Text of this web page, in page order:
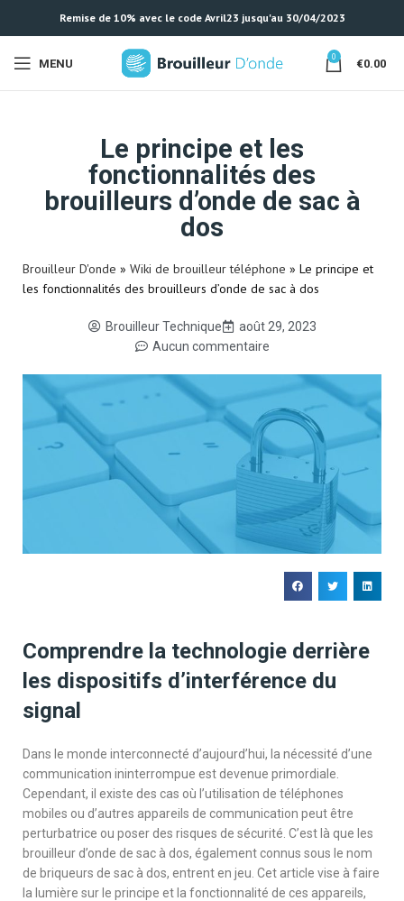
Remise de 10% avec le code Avril23 jusqu'au 30/04/2023
MENU 0 €0.00
Le principe et les
fonctionnalités des
brouilleurs d’onde de sac à
dos
Brouilleur D'onde » Wiki de brouilleur téléphone » Le principe et
les fonctionnalités des brouilleurs d’onde de sac à dos
Brouilleur Technique
août 29, 2023
Aucun commentaire
Comprendre la technologie derrière
les dispositifs d’interférence du
signal
Dans le monde interconnecté d’aujourd’hui, la nécessité d’une
communication ininterrompue est devenue primordiale.
Cependant, il existe des cas où l’utilisation de téléphones
mobiles ou d’autres appareils de communication peut être
perturbatrice ou poser des risques de sécurité. C’est là que les
brouilleur d’onde de sac à dos, également connus sous le nom
de briqueurs de sac à dos, entrent en jeu. Cet article vise à faire
la lumière sur le principe et la fonctionnalité de ces appareils,